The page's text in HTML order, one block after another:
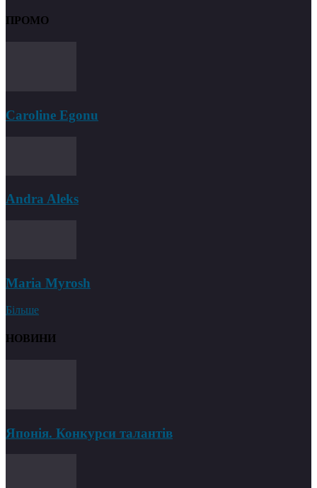
ПРОМО
Caroline Egonu
Andra Aleks
Maria Myrosh
Більше
НОВИНИ
Японія. Конкурси талантів